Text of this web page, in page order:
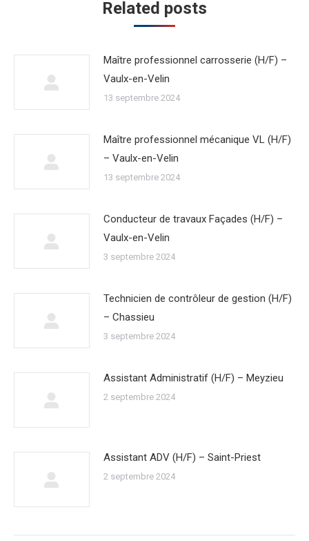
Related posts
Maître professionnel carrosserie (H/F) –
Vaulx-en-Velin
13 septembre 2024
Maître professionnel mécanique VL (H/F)
– Vaulx-en-Velin
13 septembre 2024
Conducteur de travaux Façades (H/F) –
Vaulx-en-Velin
3 septembre 2024
Technicien de contrôleur de gestion (H/F)
– Chassieu
3 septembre 2024
Assistant Administratif (H/F) – Meyzieu
2 septembre 2024
Assistant ADV (H/F) – Saint-Priest
2 septembre 2024